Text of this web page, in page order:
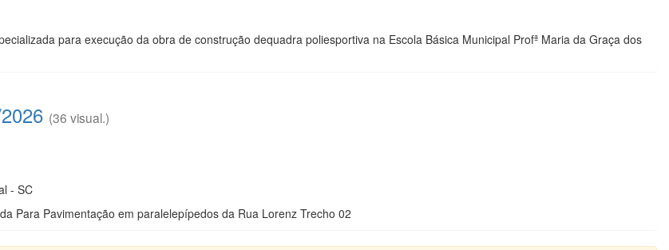
para execução da obra de construção dequadra poliesportiva na Escola Básica Municipal Profª Maria da Graça dos
(36 visual.)
- SC
Para Pavimentação em paralelepípedos da Rua Lorenz Trecho 02